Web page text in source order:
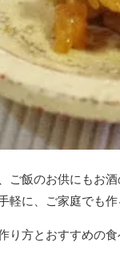
ご飯のお供にもお
軽に、ご家庭でも
り方とおすすめの